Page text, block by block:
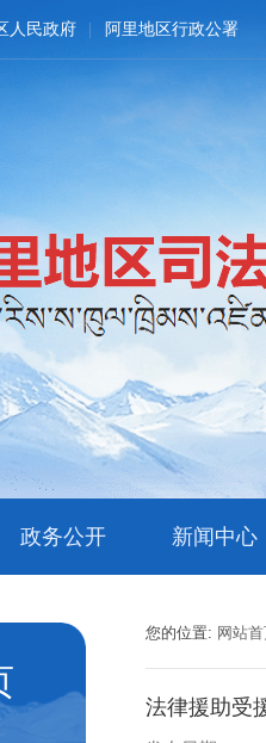
人民政府 阿里地区行政公署
政务公开 新闻中心
您的位置: 网站
法律援助受